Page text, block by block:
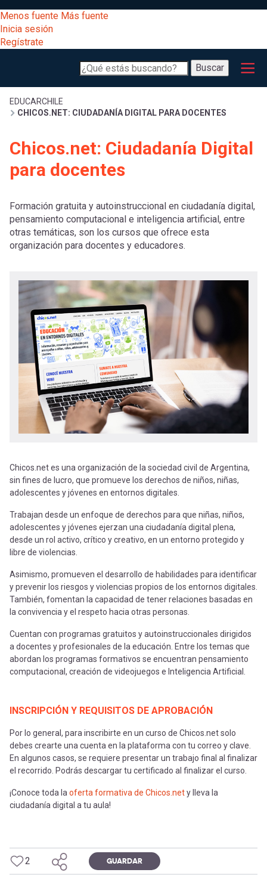
al
contenido
principal
[Educarchile
Escritorio]
Menú
entrar
a
mi
cuenta
Menos fuente Más fuente
Inicia sesión
Regístrate
Buscar
Buscar
Menú
principal
Desarrollo
Expand
Gestión
Expand
Comunidad
Expand
Expand
[Educarchile
Mobile]
Menú
entrar
mi
cuenta
Inicia
sesión
Sobrescribir
enlaces
de
ayuda
a
la
navegación
EDUCARCHILE
CHICOS.NET: CIUDADANÍA DIGITAL PARA DOCENTES
Chicos.net: Ciudadanía Digital
para docentes
Formación gratuita y autoinstruccional en ciudadanía digital,
pensamiento computacional e inteligencia artificial, entre
otras temáticas, son los cursos que ofrece esta
organización para docentes y educadores.
Chicos.net es una organización de la sociedad civil de Argentina,
sin fines de lucro, que promueve los derechos de niños, niñas,
adolescentes y jóvenes en entornos digitales.
Trabajan desde un enfoque de derechos para que niñas, niños,
adolescentes y jóvenes ejerzan una ciudadanía digital plena,
desde un rol activo, crítico y creativo, en un entorno protegido y
libre de violencias.
Asimismo, promueven el desarrollo de habilidades para identificar
y prevenir los riesgos y violencias propios de los entornos digitales.
También, fomentan la capacidad de tener relaciones basadas en
la convivencia y el respeto hacia otras personas.
Cuentan con programas gratuitos y autoinstruccionales dirigidos
a docentes y profesionales de la educación. Entre los temas que
abordan los programas formativos se encuentran pensamiento
computacional, creación de videojuegos e Inteligencia Artificial.
INSCRIPCIÓN Y REQUISITOS DE APROBACIÓN
Por lo general, para inscribirte en un curso de Chicos.net solo
debes crearte una cuenta en la plataforma con tu correo y clave.
En algunos casos, se requiere presentar un trabajo final al finalizar
el recorrido. Podrás descargar tu certificado al finalizar el curso.
¡Conoce toda la oferta formativa de Chicos.nety lleva la
ciudadanía digital a tu aula!
2 GUARDAR